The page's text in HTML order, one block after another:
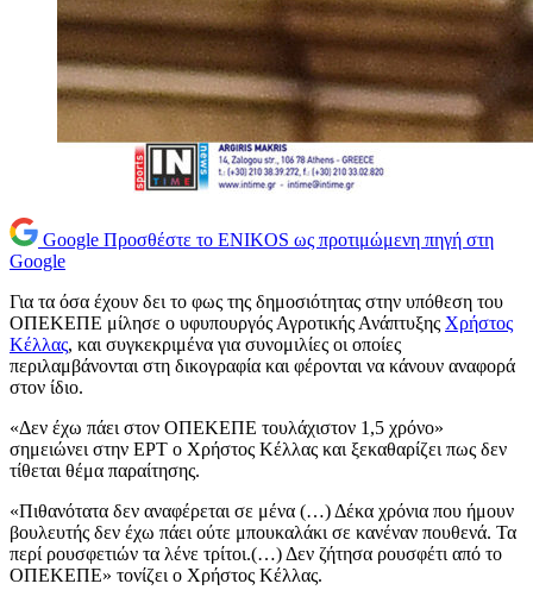
Google Προσθέστε το ENIKOS ως προτιμώμενη πηγή στη
Google
Για τα όσα έχουν δει το φως της δημοσιότητας στην υπόθεση του
ΟΠΕΚΕΠΕ μίλησε ο υφυπουργός Αγροτικής Ανάπτυξης Χρήστος
Κέλλας, και συγκεκριμένα για συνομιλίες οι οποίες
περιλαμβάνονται στη δικογραφία και φέρονται να κάνουν αναφορά
στον ίδιο.
«Δεν έχω πάει στον ΟΠΕΚΕΠΕ τουλάχιστον 1,5 χρόνο»
σημειώνει στην ΕΡΤ ο Χρήστος Κέλλας και ξεκαθαρίζει πως δεν
τίθεται θέμα παραίτησης.
«Πιθανότατα δεν αναφέρεται σε μένα (…) Δέκα χρόνια που ήμουν
βουλευτής δεν έχω πάει ούτε μπουκαλάκι σε κανέναν πουθενά. Τα
περί ρουσφετιών τα λένε τρίτοι.(…) Δεν ζήτησα ρουσφέτι από το
ΟΠΕΚΕΠΕ» τονίζει ο Χρήστος Κέλλας.